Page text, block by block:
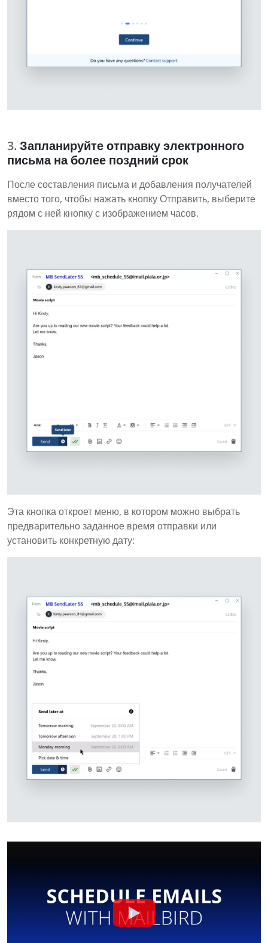
Запланируйте отправку электронного
письма на более поздний срок
После составления письма и добавления получателей
вместо того, чтобы нажать кнопку Отправить, выберите
рядом с ней кнопку с изображением часов.
Эта кнопка откроет меню, в котором можно выбрать
предварительно заданное время отправки или
установить конкретную дату: